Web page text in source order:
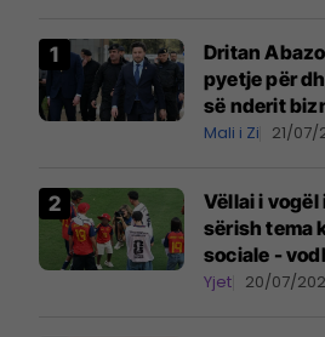
Dritan
pyetje për
së nderit
Mali i Zi 21/07/
Vëllai i vogël
sërish tema
sociale -
finales së
Yjet 20/07/